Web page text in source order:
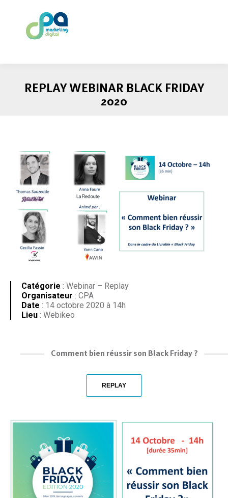
REPLAY WEBINAR BLACK FRIDAY
2020
Catégorie : Webinar – Replay
Organisateur : CPA
Date : 14 octobre 2020 à 14h
Lieu : Webikeo
Comment bien réussir son Black Friday ?
REPLAY